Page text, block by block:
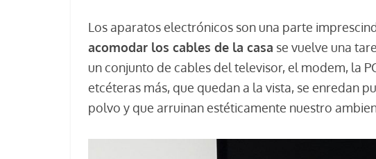
Los aparatos electrónicos son una parte
acomodar los cables de la casa se vuelve una
un conjunto de cables del televisor, el modem, la
etcéteras más, que quedan a la vista, se enredan
polvo y que arruinan estéticamente nuestro